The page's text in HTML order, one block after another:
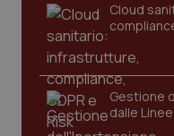
Cloud
Gestione
dalle